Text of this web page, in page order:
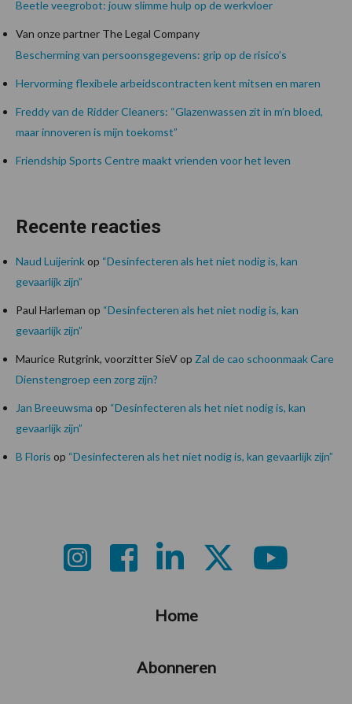
Beetle veegrobot: jouw slimme hulp op de werkvloer
Van onze partner The Legal Company
Bescherming van persoonsgegevens: grip op de risico’s
Hervorming flexibele arbeidscontracten kent mitsen en maren
Freddy van de Ridder Cleaners: “Glazenwassen zit in m’n bloed,
maar innoveren is mijn toekomst”
Friendship Sports Centre maakt vrienden voor het leven
Recente reacties
Naud Luijerinkop “Desinfecteren als het niet nodig is, kan
gevaarlijk zijn”
Paul Harleman op “Desinfecteren als het niet nodig is, kan
gevaarlijk zijn”
Maurice Rutgrink, voorzitter SieVop Zal de cao schoonmaak Care
Dienstengroep een zorg zijn?
Jan Breeuwsma op “Desinfecteren als het niet nodig is, kan
gevaarlijk zijn”
B Floris op “Desinfecteren als het niet nodig is, kan gevaarlijk zijn”
Home
Abonneren